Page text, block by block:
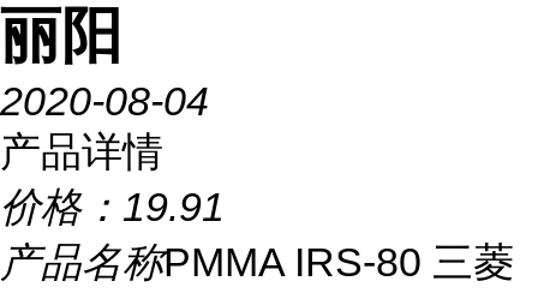
丽阳
2020-08-04
产品详情
价格： 19.91
产品名称PMMA IRS-80 三菱